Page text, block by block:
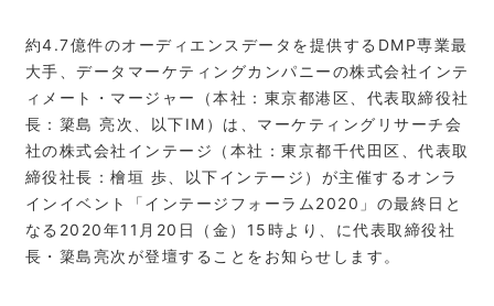
約4.7億件のオーディエンスデータを提供するDMP専業最
大手、データマーケティングカンパニーの株式会社インテ
ィメート・マージャー（本社：東京都港区、代表取締役社
長：簗島 亮次、以下IM）は、マーケティングリサーチ会
社の株式会社インテージ（本社：東京都千代田区、代表取
締役社長：檜垣 歩、以下インテージ）が主催するオンラ
インイベント「インテージフォーラム2020」の最終日と
なる2020年11月20日（金）15時より、に代表取締役社
長・簗島亮次が登壇することをお知らせします。